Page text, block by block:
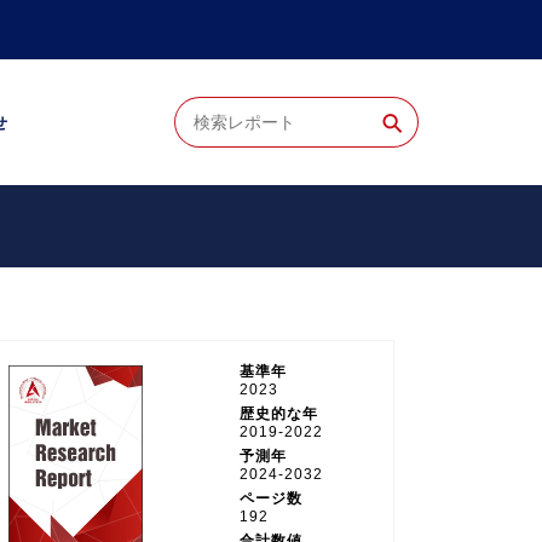
⚲
基準年
2023
歴史的な年
2019-2022
予測年
2024-2032
ページ数
192